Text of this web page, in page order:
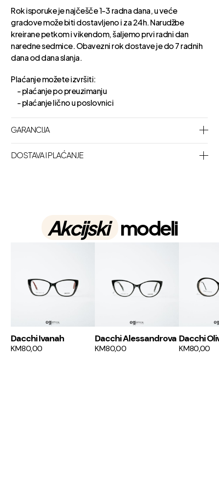
Rok isporuke je najčešče 1-3 radna dana, u veće
gradove može biti dostavljeno i za 24h. Narudžbe
kreirane petkom i vikendom, šaljemo prvi radni dan
naredne sedmice. Obavezni rok dostave je do 7 radnih
dana od dana slanja.
Plaćanje možete izvršiti:
- plaćanje po preuzimanju
- plaćanje lično u poslovnici
GARANCIJA
DOSTAVA I PLAĆANJE
Akcijski modeli
Dacchi Ivanah
KM80,00
Dacchi Alessandrova
KM80,00
Dacchi
KM80,00